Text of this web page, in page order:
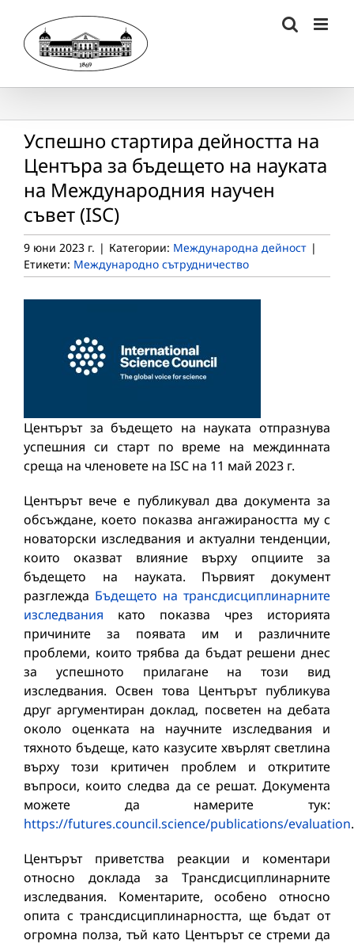
content
Успешно стартира дейността на
Центъра за бъдещето на науката
на Международния научен
съвет (ISC)
9 юни 2023 г. | Категории: Международна дейност |
Етикети: Международно сътрудничество
Центърът за бъдещето на науката отпразнува
успешния си старт по време на междинната
среща на членовете на ISC на 11 май 2023 г.
Центърът вече е публикувал два документа за
обсъждане, което показва ангажираността му с
новаторски изследвания и актуални тенденции,
които оказват влияние върху опциите за
бъдещето на науката. Първият документ
разглежда Бъдещето на трансдисциплинарните
изследвания като показва чрез историята
причините за появата им и различните
проблеми, които трябва да бъдат решени днес
за успешното прилагане на този вид
изследвания. Освен това Центърът публикува
друг аргументиран доклад, посветен на дебата
около оценката на научните изследвания и
тяхното бъдеще, като казусите хвърлят светлина
върху този критичен проблем и откритите
въпроси, които следва да се решат. Документа
можете да намерите тук:
https://futures.council.science/publications/evaluation.
Центърът приветства реакции и коментари
относно доклада за Трансдисциплинарните
изследвания. Коментарите, особено относно
опита с трансдисциплинарността, ще бъдат от
огромна полза, тъй като Центърът се стреми да